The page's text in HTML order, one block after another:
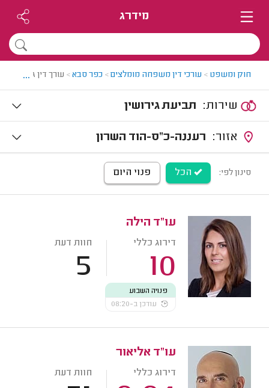
מידרג
חוק ומשפט > עורכי דין משפחה מומלצים> כפר סבא> עורך דין גירושין
...
תביעת גירושין
רעננה-כ"ס-הוד השרון
סינון לפי: הכל פנוי היום
עו"ד הילה
דירוג כללי
10
חוות דעת
5
פנויה השבוע
עודכן ב-08:20
עו"ד אליאור
דירוג כללי חוות דעת